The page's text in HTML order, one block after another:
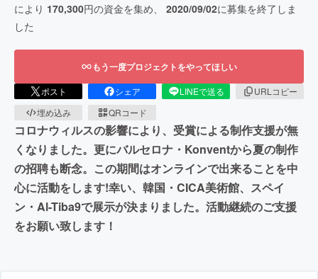
により 170,300円の資金を集め、 2020/09/02に募集を終了しま
した
もう一度プロジェクトをやってほしい
ポスト シェア LINEで送る
URLコピー
埋め込み
QRコード
コロナウィルスの影響により、受賞による制作支援が無
くなりました。更にバルセロナ・Konventから夏の制作
の招聘も断念。この期間はオンラインで出来ることを中
心に活動をします!幸い、韓国・CICA美術館、スペイ
ン・Al-Tiba9で展示が決まりました。活動継続のご支援
をお願い致します！